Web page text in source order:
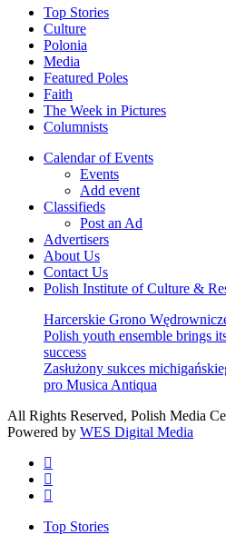
Top Stories
Culture
Polonia
Media
Featured Poles
Faith
The Week in Pictures
Columnists
Calendar of Events
Events
Add event
Classifieds
Post an Ad
Advertisers
About Us
Contact Us
Polish Institute of Culture &
Harcerskie Grono
Polish youth ensemble brings
success
Zasłużony sukces
pro Musica Antiqua
All Rights Reserved, Polish Media
Powered by WES Digital Media
twitter
facebook
youtube
Close
Top Stories